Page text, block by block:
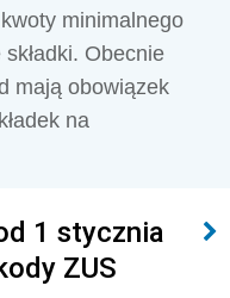
minimalnego
Obecnie
mają obowiązek
na
1 stycznia
ZUS